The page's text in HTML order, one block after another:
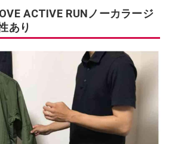
ACTIVE RUNノーカラージ
あり